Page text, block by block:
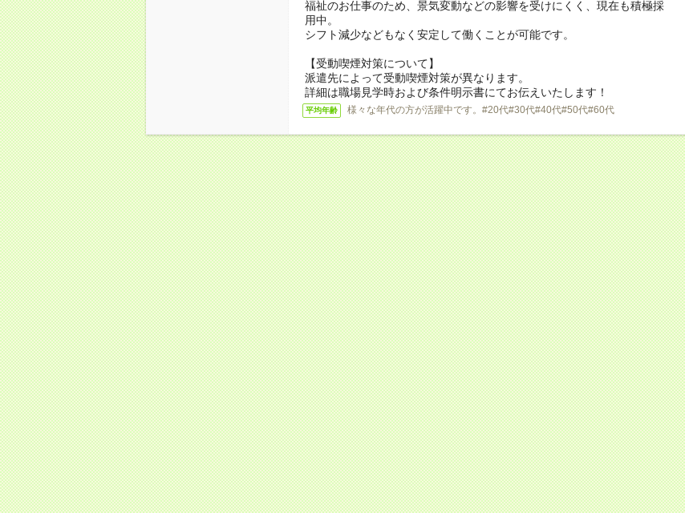
福祉のお仕事のため、景気変動などの影響を受けにくく、現在も積極採
用中。
シフト減少などもなく安定して働くことが可能です。
【受動喫煙対策について】
派遣先によって受動喫煙対策が異なります。
詳細は職場見学時および条件明示書にてお伝えいたします！
平均年齢 様々な年代の方が活躍中です。#20代#30代#40代#50代#60代